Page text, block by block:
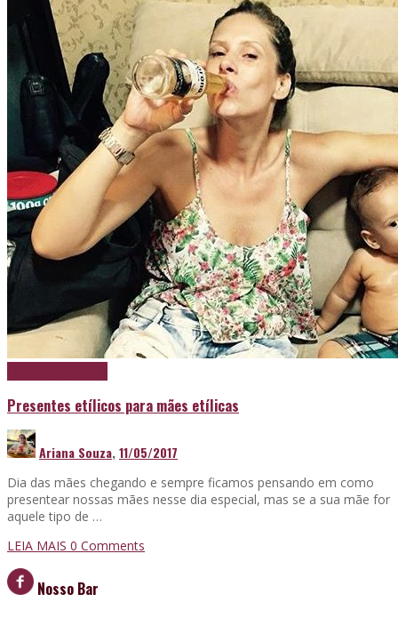
Presentes etílicos para mães etílicas
Ariana Souza,11/05/2017
Dia das mães chegando e sempre ficamos pensando em como
presentear nossas mães nesse dia especial, mas se a sua mãe for
aquele tipo de …
LEIA MAIS 0 Comments
Nosso Bar